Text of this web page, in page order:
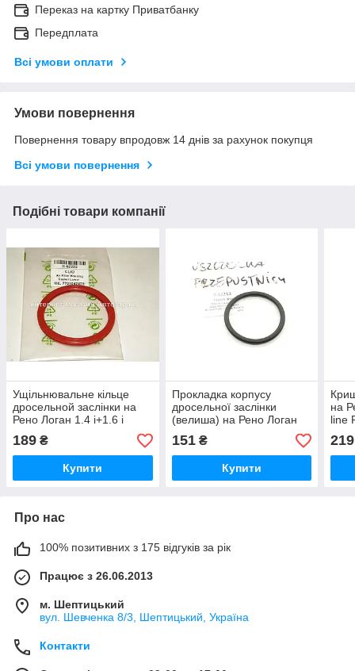
Переказ на картку Приватбанку
Передплата
Всі умови оплати
Умови повернення
Повернення товару впродовж 14 днів за рахунок покупця
Всі умови повернення
Подібні товари компанії
Ущільнювальне кільце
дросельной заслінки на
Рено Логан 1.4 i+1.6 i
Expert line — R62222
189 ₴
Купити
Прокладка корпусу
дросельної заслінки
(велиша) на Рено Логан
2004-2012- Expert line
(Польща) R62213
151₴
Купити
на
line
219
Про нас
100% позитивних з 175 відгуків за рік
Працює з 26.06.2013
м. Шептицький
вул. Шевченка 8/3, Шептицький, Україна
Контакти